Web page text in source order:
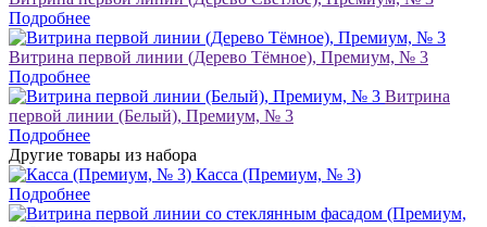
Подробнее
Витрина первой линии (Дерево Тёмное), Премиум, № 3
Подробнее
Витрина
первой линии (Белый), Премиум, № 3
Подробнее
Другие товары из набора
Касса (Премиум, № 3)
Подробнее